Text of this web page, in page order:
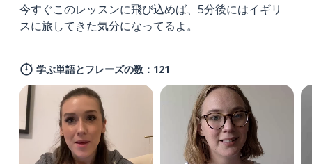
今すぐこのレッスンに飛び込めば、5分後にはイギリ
スに旅してきた気分になってるよ。
学ぶ単語とフレーズの数：121